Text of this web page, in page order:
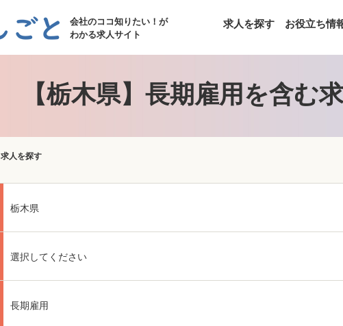
会社のココ知りたい！が
わかる求人サイト
求人を探す お役立ち情
【栃木県】長期雇用を含む
求人を探す
栃木県
選択してください
長期雇用